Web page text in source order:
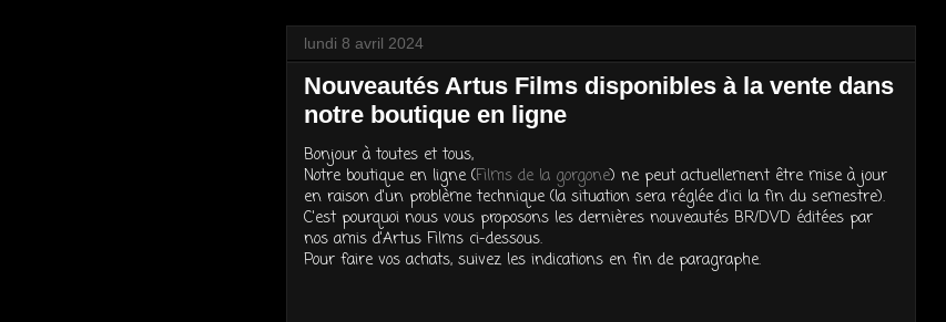
lundi 8 avril 2024
Nouveautés Artus Films disponibles à la vente dans
notre boutique en ligne
Bonjour à toutes et tous,
Notre boutique en ligne (Films de la gorgone) ne peut actuellement être mise à jour
en raison d'un problème technique (la situation sera réglée d'ici la fin du semestre).
C'est pourquoi nous vous proposons les dernières nouveautés BR/DVD éditées par
nos amis d'Artus Films ci-dessous.
Pour faire vos achats, suivez les indications en fin de paragraphe.